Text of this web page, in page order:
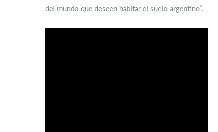
del mundo que deseen habitar el suelo argentino”.